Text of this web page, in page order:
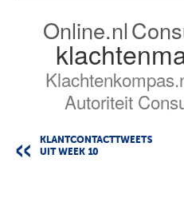
Online.nl
Autoriteit
KLANTCONTACTTWEETS
UIT WEEK 10